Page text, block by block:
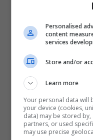
Personalised
content
services
Store and/or
Learn more
Your personal data will
your device (cookies,
data) may be stored
partners, or used
may use precise